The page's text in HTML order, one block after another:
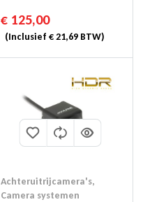
€ 125,00
(Inclusief €21,69 BTW)
Achteruitrijcamera's,
Camera systemen